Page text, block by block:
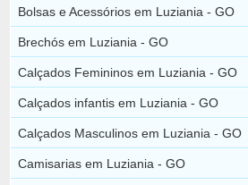
Bolsas e Acessórios em Luziania - GO
Brechós em Luziania - GO
Calçados Femininos em Luziania - GO
Calçados infantis em Luziania - GO
Calçados Masculinos em Luziania - GO
Camisarias em Luziania - GO